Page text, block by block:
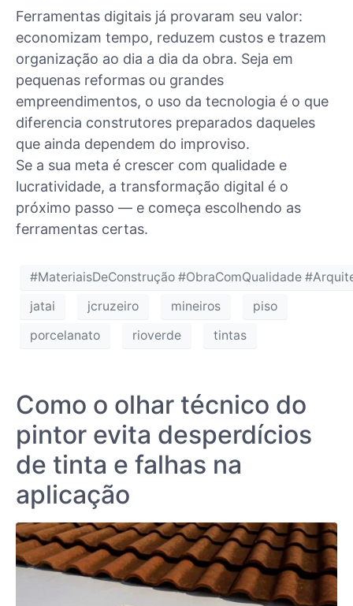
Ferramentas digitais já provaram seu valor:
economizam tempo, reduzem custos e trazem
organização ao dia a dia da obra. Seja em
pequenas reformas ou grandes
empreendimentos, o uso da tecnologia é o que
diferencia construtores preparados daqueles
que ainda dependem do improviso.
Se a sua meta é crescer com qualidade e
lucratividade, a transformação digital é o
próximo passo — e começa escolhendo as
ferramentas certas.
#MateriaisDeConstrução #ObraComQualidade
jatai
jcruzeiro mineiros
piso
porcelanato
rioverde tintas
Como o olhar técnico do
pintor evita desperdícios
de tinta e falhas na
aplicação